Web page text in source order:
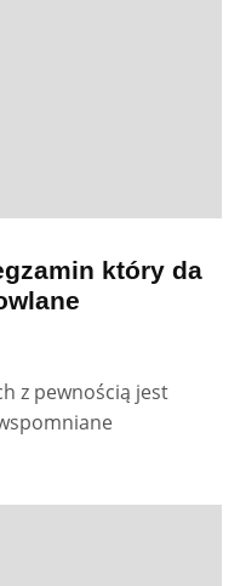
który da
z pewnością jest